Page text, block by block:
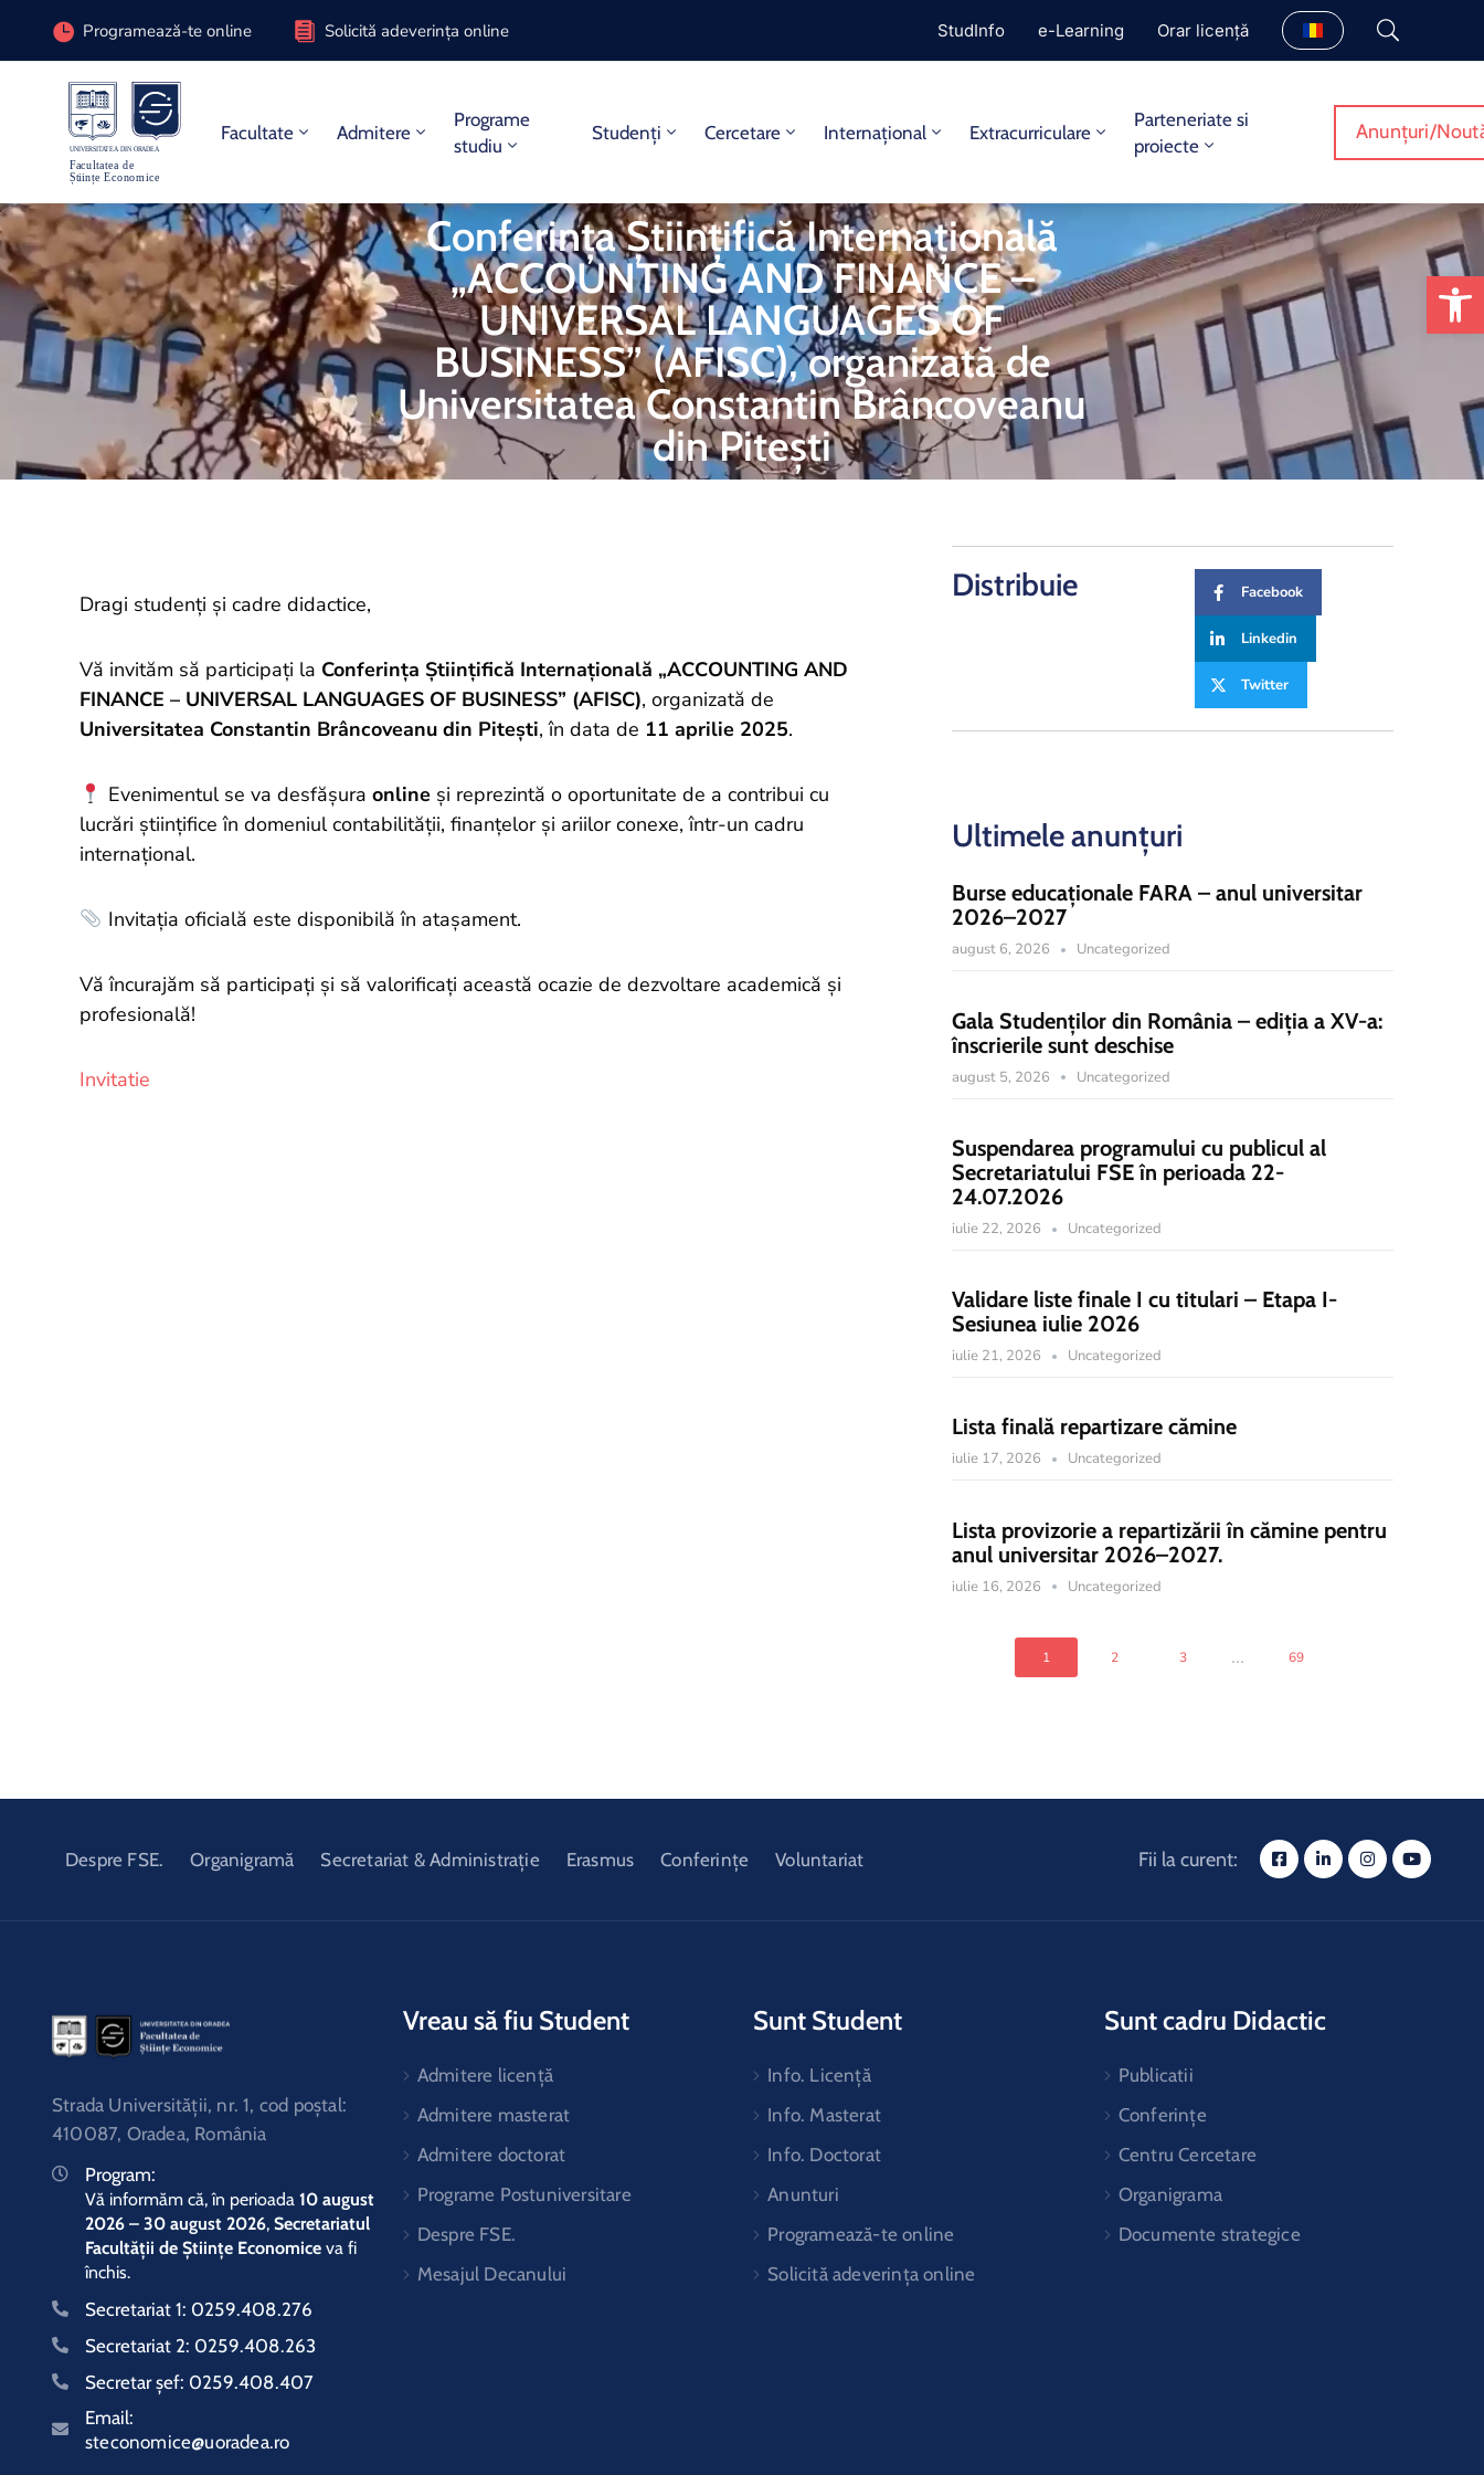
Programează-te online Solicită adeverința online StudInfo e-Learning Orar licență
Facultate Admitere
Programe
studiu
Studenți Cercetare Internațional Extracurriculare
Parteneriate si
proiecte
Anunțuri/
Conferința Științifică Internațională
„ACCOUNTING AND FINANCE –
UNIVERSAL LANGUAGES OF
BUSINESS” (AFISC), organizată de
Universitatea Constantin Brâncoveanu
din Pitești
Dragi studenți și cadre didactice,
Vă invităm să participați la Conferința Științifică Internațională „ACCOUNTING AND
FINANCE – UNIVERSAL LANGUAGES OF BUSINESS” (AFISC), organizată de
Universitatea Constantin Brâncoveanu din Pitești, în data de 11 aprilie 2025.
Evenimentul se va desfășura onlineși reprezintă o oportunitate de a contribui cu
lucrări științifice în domeniul contabilității, finanțelor și ariilor conexe, într-un cadru
internațional.
Invitația oficială este disponibilă în atașament.
Vă încurajăm să participați și să valorificați această ocazie de dezvoltare academică și
profesională!
Invitatie
Distribuie Facebook
Linkedin
Twitter
Ultimele anunțuri
Burse educaționale FARA – anul universitar
2026–2027
august 6, 2026 Uncategorized
Gala Studenților din România – ediția a XV-a:
înscrierile sunt deschise
august 5, 2026 Uncategorized
Suspendarea programului cu publicul al
Secretariatului FSE în perioada 22-
24.07.2026
iulie 22, 2026 Uncategorized
Validare liste finale I cu titulari – Etapa I-
Sesiunea iulie 2026
iulie 21, 2026 Uncategorized
Lista finală repartizare cămine
iulie 17, 2026 Uncategorized
Lista provizorie a repartizării în cămine pentru
anul universitar 2026–2027.
iulie 16, 2026 Uncategorized
1 2 3 ... 69
Despre FSE. Organigramă Secretariat & Administrație Erasmus Conferințe Voluntariat Fii la curent:
Strada Universităţii, nr. 1, cod poştal:
410087, Oradea, România
Program:
Vă informăm că, în perioada 10 august
2026 – 30 august 2026, Secretariatul
Facultății de Științe Economice va fi
închis.
Secretariat 1: 0259.408.276
Secretariat 2: 0259.408.263
Secretar şef: 0259.408.407
Email:
steconomice@uoradea.ro
Vreau să fiu Student
Admitere licență
Admitere masterat
Admitere doctorat
Programe Postuniversitare
Despre FSE.
Mesajul Decanului
Sunt Student
Info. Licență
Info. Masterat
Info. Doctorat
Anunturi
Programează-te online
Solicită adeverința online
Sunt cadru Didactic
Publicatii
Conferințe
Centru Cercetare
Organigrama
Documente strategice